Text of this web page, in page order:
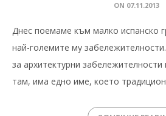
ON 07.11.2013
Днес поемаме към малко испанско
най-големите му
за архитектурни
там, има едно име, което